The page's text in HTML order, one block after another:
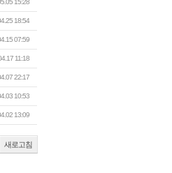
15:28
18:54
07:59
11:18
22:17
10:53
13:09
새로고침